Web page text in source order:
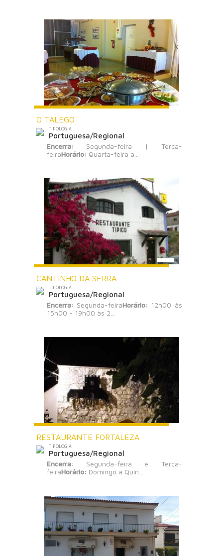
O TALEGO
TIPOLOGIA
Portuguesa/Regional
Encerra: Segunda-feira | Terça-
feiraHorário: Quarta-feira a...
CANTINHO DA SERRA
TIPOLOGIA
Portuguesa/Regional
Encerra: Segunda-feiraHorário: 12h00 às
15h00 - 19h00 às 2...
RESTAURANTE FORTALEZA
TIPOLOGIA
Portuguesa/Regional
Encerra: Segunda-feira e Terça-
feiraHorário: Domingo a Quin...